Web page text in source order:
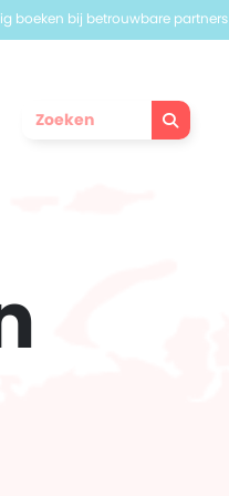
boeken bij betrouwbare partners